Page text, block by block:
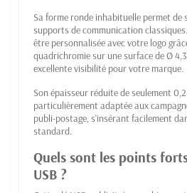
Sa forme ronde inhabituelle permet de
supports de communication
être personnalisée avec votre logo
quadrichromie sur une surface de Ø
excellente visibilité pour votre marque.
Son épaisseur réduite de seulement
particulièrement adaptée aux
publi-postage, s'insérant facilement
standard.
Quels sont les points
USB ?